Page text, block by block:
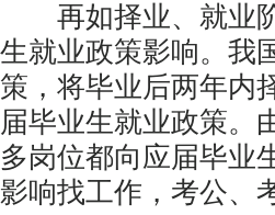
再如择业、就业阶
生就业政策影响。我
策，将毕业后两年内
届毕业生就业政策。
多岗位都向应届毕业
影响找工作，考公、